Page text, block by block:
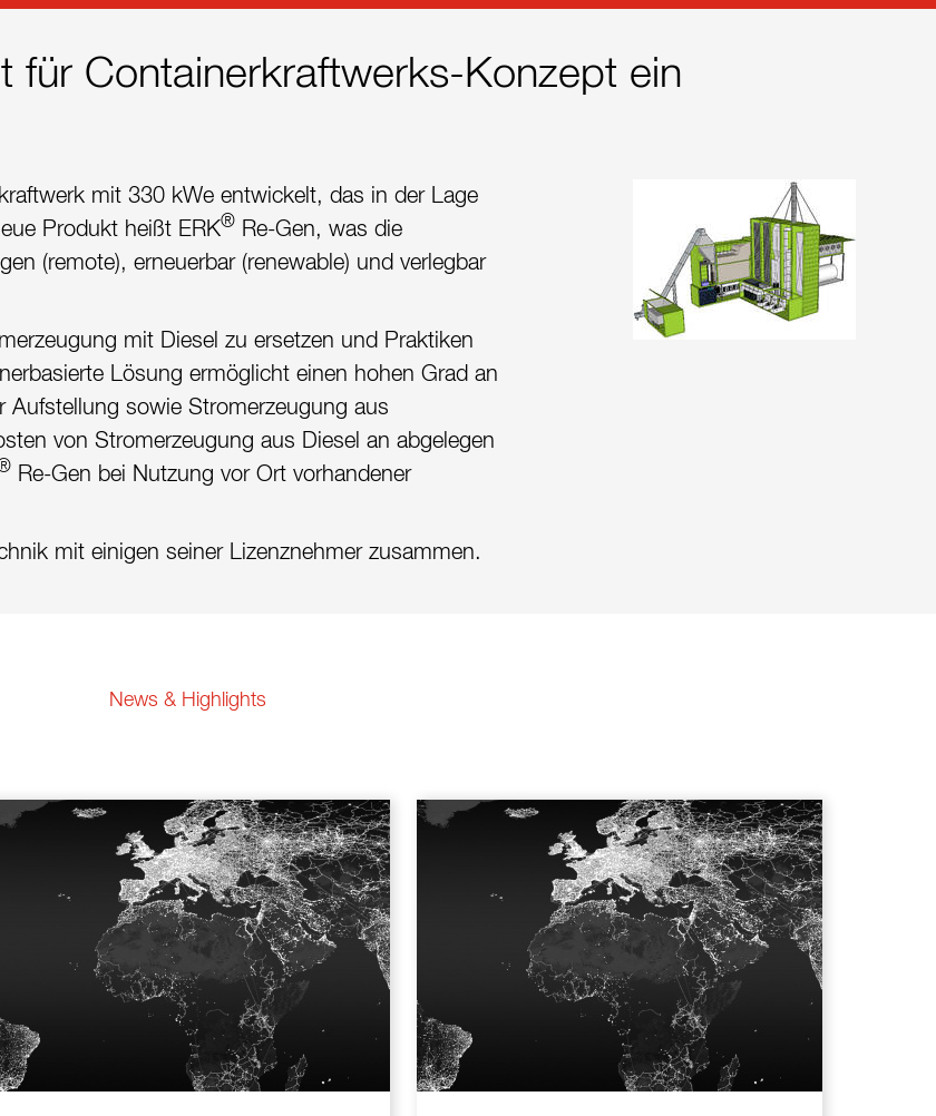
für Containerkraftwerks-Konzept ein
mit 330 kWe entwickelt, das in der Lage
Produkt heißt ERK® Re-Gen, was die
(remote), erneuerbar (renewable) und verlegbar
mit Diesel zu ersetzen und Praktiken
Lösung ermöglicht einen hohen Grad an
Aufstellung sowie Stromerzeugung aus
von Stromerzeugung aus Diesel an abgelegen
Re-Gen bei Nutzung vor Ort vorhandener
mit einigen seiner Lizenznehmer zusammen.
News & Highlights